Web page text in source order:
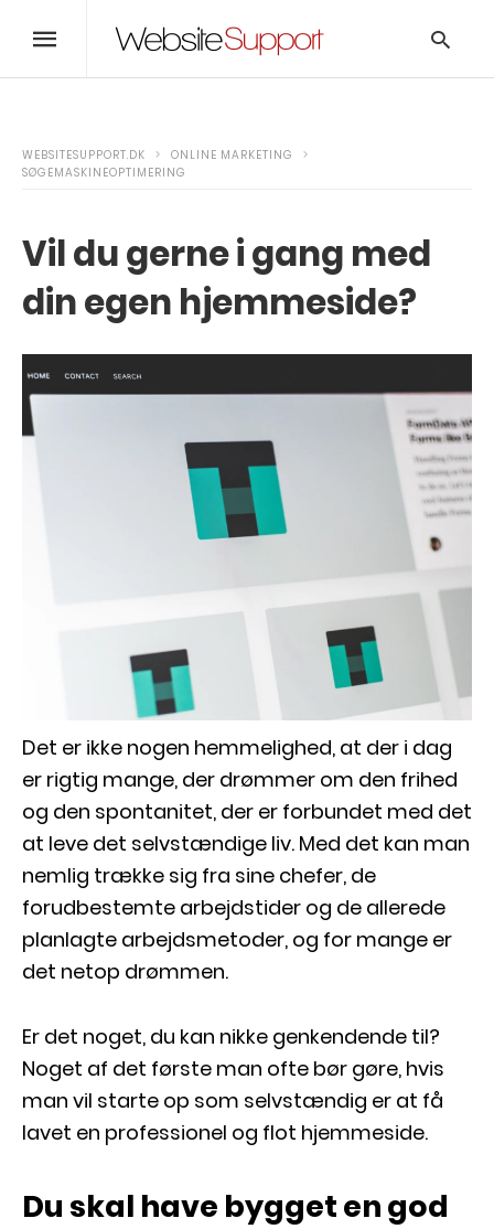
enter
WEBSITESUPPORT.DK
ONLINE MARKETING
SØGEMASKINEOPTIMERING
Vil du gerne i gang med
din egen hjemmeside?
Det er ikke nogen hemmelighed, at der i dag
er rigtig mange, der drømmer om den frihed
og den spontanitet, der er forbundet med det
at leve det selvstændige liv. Med det kan man
nemlig trække sig fra sine chefer, de
forudbestemte arbejdstider og de allerede
planlagte arbejdsmetoder, og for mange er
det netop drømmen.
Er det noget, du kan nikke genkendende til?
Noget af det første man ofte bør gøre, hvis
man vil starte op som selvstændig er at få
lavet en professionel og flot hjemmeside.
Du skal have bygget en god